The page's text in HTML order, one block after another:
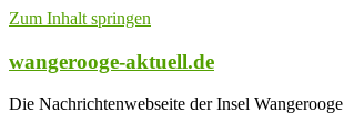
Zum Inhalt springen
wangerooge-aktuell.de
Die Nachrichtenwebseite der Insel Wangerooge